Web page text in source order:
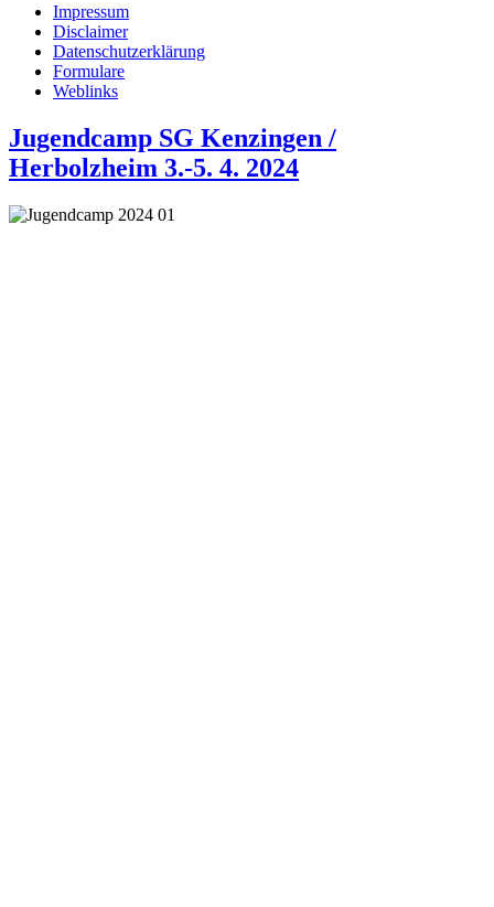
Impressum
Disclaimer
Datenschutzerklärung
Formulare
Weblinks
Jugendcamp SG Kenzingen /
Herbolzheim 3.-5. 4. 2024